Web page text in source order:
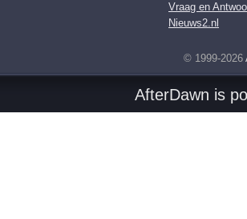
Vraag en
Nieuws2.nl
© 1999-2026
AfterDawn is